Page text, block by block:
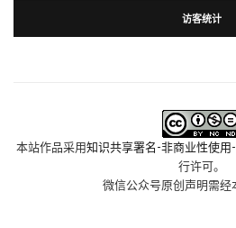
访客统计
本站作品采用知识共享署名-非商业性使
行许可。
微信公众号原创声明需经